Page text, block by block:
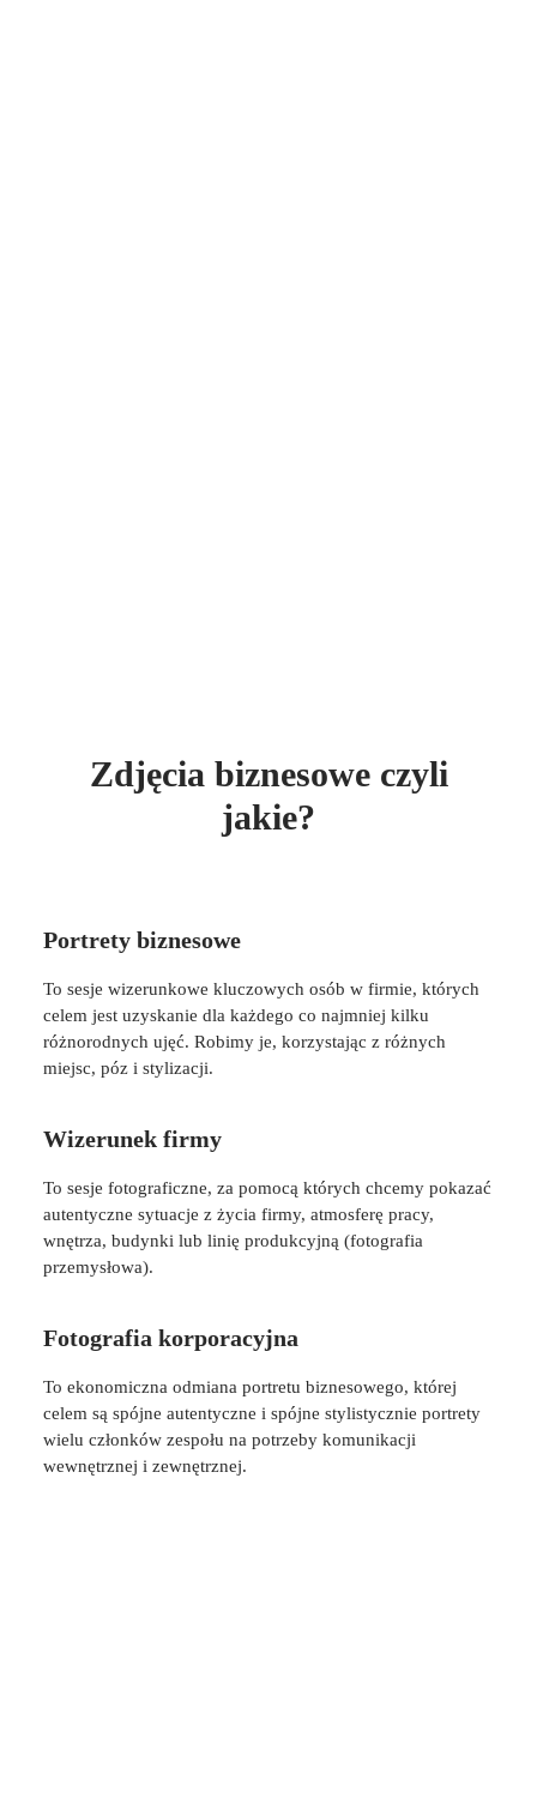
Zdjęcia biznesowe czyli
jakie?
Portrety biznesowe
To sesje wizerunkowe kluczowych osób w firmie, których
celem jest uzyskanie dla każdego co najmniej kilku
różnorodnych ujęć. Robimy je, korzystając z różnych
miejsc, póz i stylizacji.
Wizerunek firmy
To sesje fotograficzne, za pomocą których chcemy pokazać
autentyczne sytuacje z życia firmy, atmosferę pracy,
wnętrza, budynki lub linię produkcyjną (fotografia
przemysłowa).
Fotografia korporacyjna
To ekonomiczna odmiana portretu biznesowego, której
celem są spójne autentyczne i spójne stylistycznie portrety
wielu członków zespołu na potrzeby komunikacji
wewnętrznej i zewnętrznej.